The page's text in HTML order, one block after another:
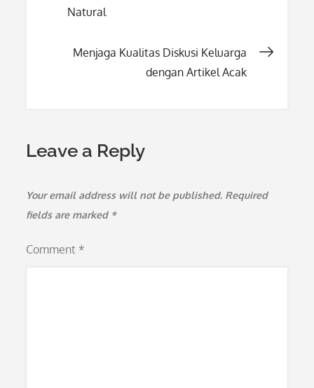
Natural
Menjaga Kualitas Diskusi Keluarga
dengan Artikel Acak
Leave a Reply
Your email address will not be published. Required
fields are marked *
Comment *